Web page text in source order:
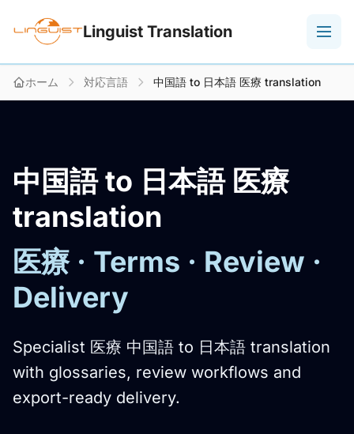
Linguist Translation
ホーム 対応言語 中国語 to 日本語 医療 translation
中国語 to 日本語 医療
translation
医療 · Terms · Review ·
Delivery
Specialist 医療 中国語 to 日本語 translation
with glossaries, review workflows and
export-ready delivery.